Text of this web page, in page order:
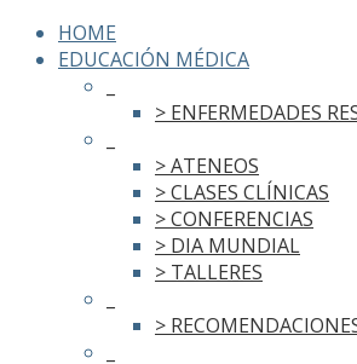
HOME
EDUCACIÓN MÉDICA
> ENFERMEDADES
> ATENEOS
> CLASES CLÍNICAS
> CONFERENCIAS
> DIA MUNDIAL
> TALLERES
>